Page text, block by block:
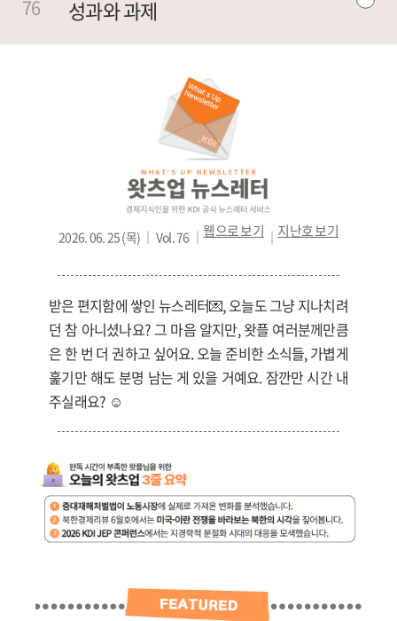
76
성과와 과제
2026. 06. 25 (목) ｜ Vol. 76 ｜웹으로 보기｜지난호보기
받은 편지함에 쌓인 뉴스레터💌, 오늘도 그냥 지나치려
던 참 아니셨나요? 그 마음 알지만, 왓플 여러분께만큼
은 한 번 더 권하고 싶어요. 오늘 준비한 소식들, 가볍게
훑기만 해도 분명 남는 게 있을 거예요. 잠깐만 시간 내
주실래요? ☺️